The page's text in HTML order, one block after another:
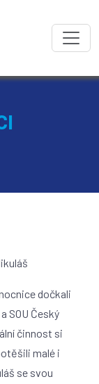
dočkali
SOU Český
činnost si
malé i
se svou